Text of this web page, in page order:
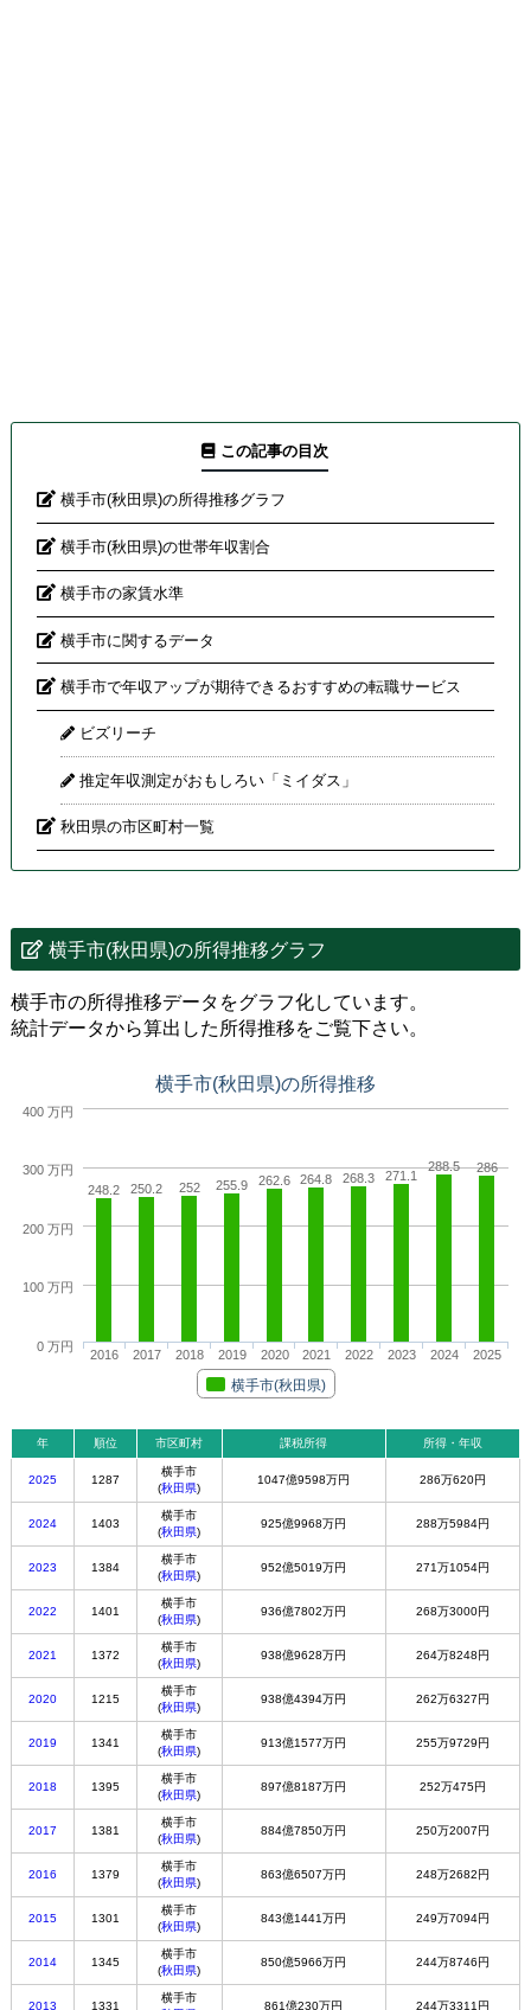
この記事の目次
横手市(秋田県)の所得推移グラフ
横手市(秋田県)の世帯年収割合
横手市の家賃水準
横手市に関するデータ
横手市で年収アップが期待できるおすすめの転職サービス
ビズリーチ
推定年収測定がおもしろい「ミイダス」
秋田県の市区町村一覧
横手市(秋田県)の所得推移グラフ
横手市の所得推移データをグラフ化しています。
統計データから算出した所得推移をご覧下さい。
横手市(秋田県)の所得推移
248.2 250.2 252 255.9 262.6 264.8 268.3 271.1
288.5 286
横手市(秋田県)
2016 2017 2018 2019 2020 2021 2022 2023 2024 2025
0 万円
100 万円
200 万円
300 万円
400 万円
年 順位 市区町村 課税所得 所得・年収
2025 1287
横手市
(秋田県)
1047億9598万円 286万620円
2024 1403
横手市
(秋田県)
925億9968万円 288万5984円
2023 1384
横手市
(秋田県)
952億5019万円 271万1054円
2022 1401
横手市
(秋田県)
936億7802万円 268万3000円
2021 1372
横手市
(秋田県)
938億9628万円 264万8248円
2020 1215
横手市
(秋田県)
938億4394万円 262万6327円
2019 1341
横手市
(秋田県)
913億1577万円 255万9729円
2018 1395
横手市
(秋田県)
897億8187万円 252万475円
2017 1381
横手市
(秋田県)
884億7850万円 250万2007円
2016 1379
横手市
(秋田県)
863億6507万円 248万2682円
2015 1301
横手市
(秋田県)
843億1441万円 249万7094円
2014 1345
横手市
(秋田県)
850億5966万円 244万8746円
2013 1331
横手市
861億230万円 244万3311円